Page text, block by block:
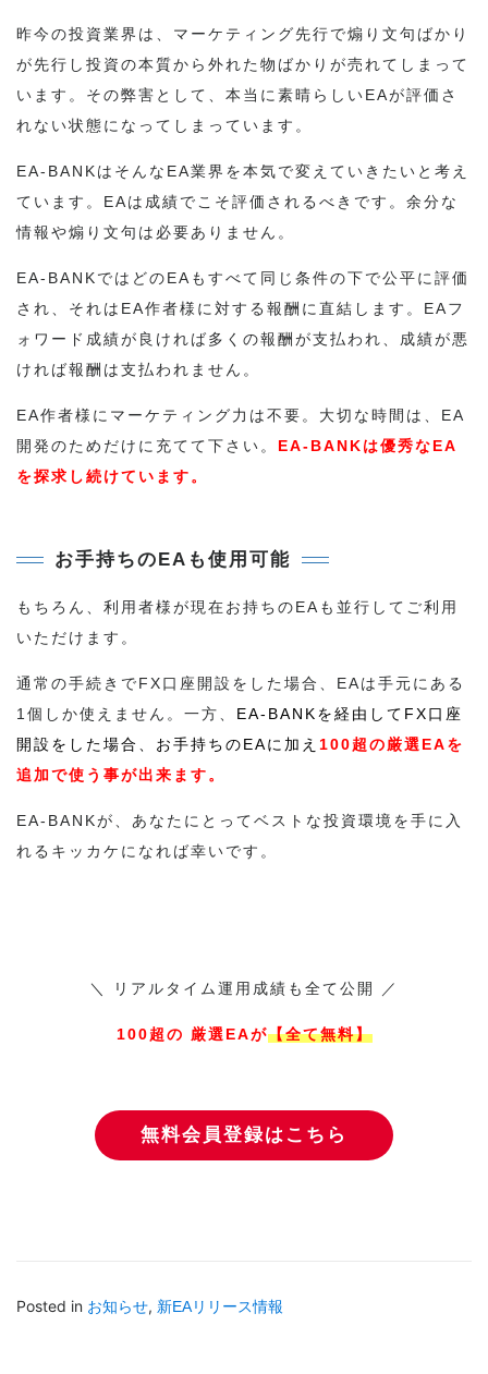
昨今の投資業界は、マーケティング先行で煽り文句ばかり
が先行し投資の本質から外れた物ばかりが売れてしまって
います。その弊害として、本当に素晴らしいEAが評価さ
れない状態になってしまっています。
EA-BANKはそんなEA業界を本気で変えていきたいと考え
ています。EAは成績でこそ評価されるべきです。余分な
情報や煽り文句は必要ありません。
EA-BANKではどのEAもすべて同じ条件の下で公平に評価
され、それはEA作者様に対する報酬に直結します。EAフ
ォワード成績が良ければ多くの報酬が支払われ、成績が悪
ければ報酬は支払われません。
EA作者様にマーケティング力は不要。大切な時間は、EA
開発のためだけに充てて下さい。 EA-BANKは優秀なEA
を探求し続けています。
お手持ちのEAも使用可能
もちろん、利用者様が現在お持ちのEAも並行してご利用
いただけます。
通常の手続きでFX口座開設をした場合、EAは手元にある
1個しか使えません。一方、 EA-BANKを経由してFX口座
開設をした場合、お手持ちのEAに加え 100超の厳選EAを
追加で使う事が出来ます。
EA-BANKが、あなたにとってベストな投資環境を手に入
れるキッカケになれば幸いです。
＼ リアルタイム運用成績も全て公開 ／
100超の 厳選EAが【全て無料】
無料会員登録はこちら
Posted in お知らせ, 新EAリリース情報